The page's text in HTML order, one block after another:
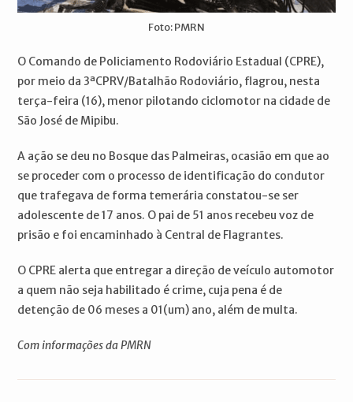
Foto: PMRN
O Comando de Policiamento Rodoviário Estadual (CPRE),
por meio da 3ªCPRV/Batalhão Rodoviário, flagrou, nesta
terça-feira (16), menor pilotando ciclomotor na cidade de
São José de Mipibu.
A ação se deu no Bosque das Palmeiras, ocasião em que ao
se proceder com o processo de identificação do condutor
que trafegava de forma temerária constatou-se ser
adolescente de 17 anos. O pai de 51 anos recebeu voz de
prisão e foi encaminhado à Central de Flagrantes.
O CPRE alerta que entregar a direção de veículo automotor
a quem não seja habilitado é crime, cuja pena é de
detenção de 06 meses a 01(um) ano, além de multa.
Com informações da PMRN